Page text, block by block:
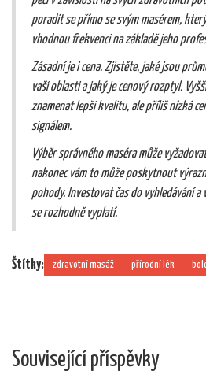
poradit se přímo se svým masérem,
vhodnou frekvenci na základě jeho
Zásadní je i cena. Zjistěte, jaké jsou
vaší oblasti a jaký je cenový rozptyl.
znamenat lepší kvalitu, ale příliš nízká
signálem.
Výběr správného maséra může
nakonec vám to může poskytnout
pohody. Investovat čas do vyhledávání
se rozhodně vyplatí.
Štítky: zdravotní masáž přírodní lék
Související příspěvky